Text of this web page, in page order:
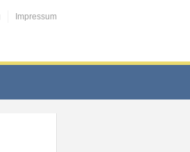
Impressum